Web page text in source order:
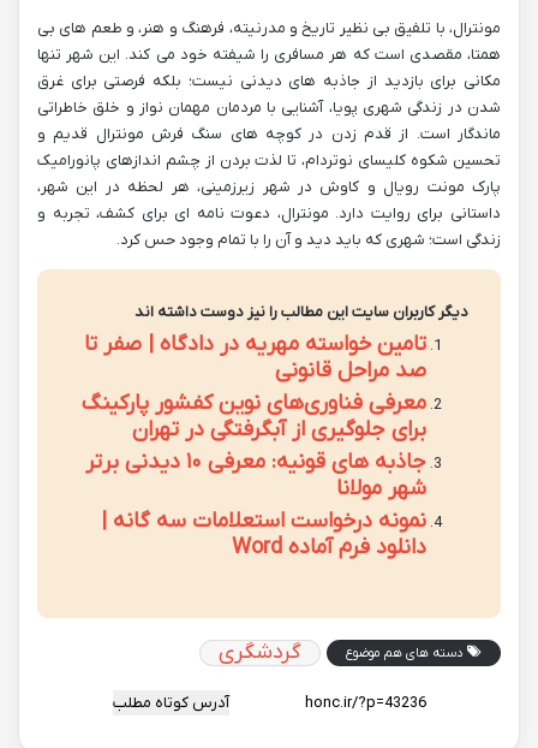
مونترال، با تلفیق بی نظیر تاریخ و مدرنیته، فرهنگ و هنر، و طعم های بی
همتا، مقصدی است که هر مسافری را شیفته خود می کند. این شهر تنها
مکانی برای بازدید از جاذبه های دیدنی نیست؛ بلکه فرصتی برای غرق
شدن در زندگی شهری پویا، آشنایی با مردمان مهمان نواز و خلق خاطراتی
ماندگار است. از قدم زدن در کوچه های سنگ فرش مونترال قدیم و
تحسین شکوه کلیسای نوتردام، تا لذت بردن از چشم اندازهای پانورامیک
پارک مونت رویال و کاوش در شهر زیرزمینی، هر لحظه در این شهر،
داستانی برای روایت دارد. مونترال، دعوت نامه ای برای کشف، تجربه و
زندگی است؛ شهری که باید دید و آن را با تمام وجود حس کرد.
دیگر کاربران سایت این مطالب را نیز دوست داشته اند
تامین خواسته مهریه در دادگاه | صفر تا
صد مراحل قانونی
معرفی فناوری‌های نوین کفشور پارکینگ
برای جلوگیری از آبگرفتگی در تهران
جاذبه های قونیه: معرفی ۱۰ دیدنی برتر
شهر مولانا
نمونه درخواست استعلامات سه گانه |
دانلود فرم آماده Word
دسته های هم موضوع گردشگری
آدرس کوتاه مطلب